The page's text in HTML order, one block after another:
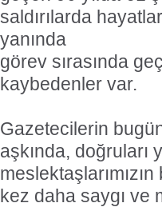
saldırılarda
yanında
görev sırasında
kaybedenler var.
Gazetecilerin
aşkında, doğruları
kez daha saygı ve